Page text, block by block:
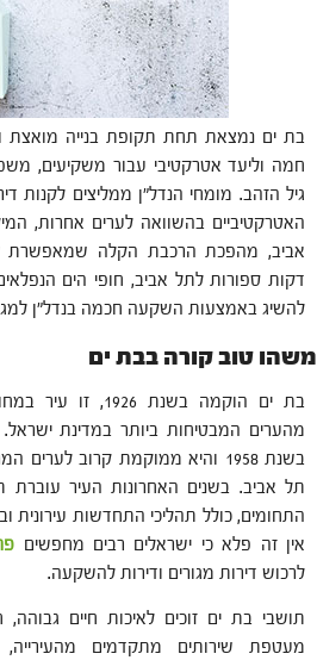
בת ים נמצאת תחת תקופת בנייה מואצת
חמה וליעד אטרקטיבי עבור משקיעים,
גיל הזהב. מומחי הנדל"ן ממליצים לקנות
האטרקטיביים בהשוואה לערים אחרות,
אביב, מהפכת הרכבת הקלה שמאפשרת
דקות ספורות לתל אביב, חופי הים
להשיג באמצעות השקעה חכמה בנדל"ן
משהו טוב קורה בבת ים
בת ים הוקמה בשנת
מהערים המבטיחות ביותר במדינת
בשנת 1958 והיא ממוקמת קרוב
תל אביב. בשנים האחרונות העיר עוברת
התחומים, כולל תהליכי התחדשות עירונית
אין זה פלא כי ישראלים רבים מחפשים
לרכוש דירות מגורים ודירות להשקעה.
תושבי בת ים זוכים לאיכות חיים גבוהה,
מעטפת שירותים מתקדמים מהעירייה,